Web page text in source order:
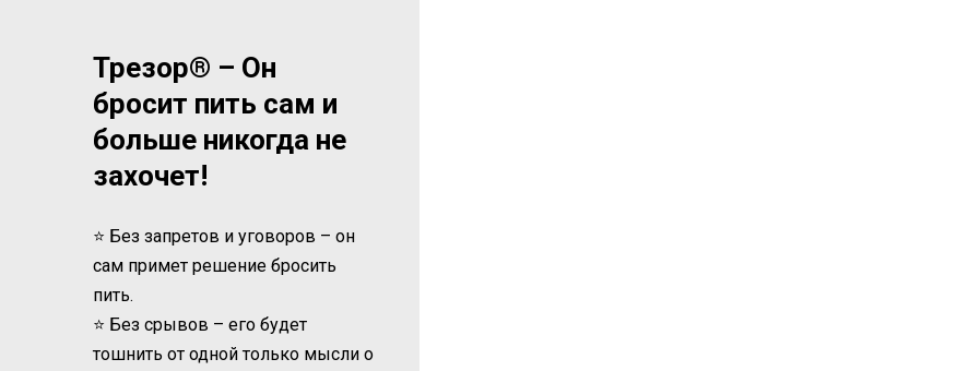
Трезор® – Он
бросит пить сам и
больше никогда не
захочет!
⭐ Без запретов и уговоров – он
сам примет решение бросить
пить.
⭐ Без срывов – его будет
тошнить от одной только мысли о